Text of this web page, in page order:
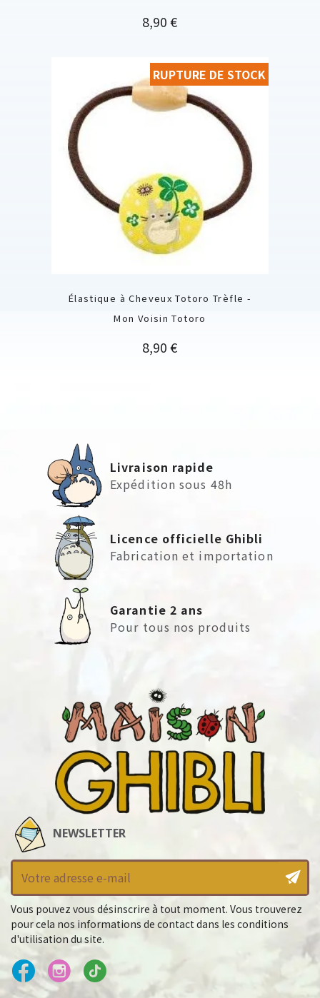
Prix
8,90 €
Élastique à Cheveux Totoro Trèfle -
Mon Voisin Totoro
Prix
8,90 €
RUPTURE DE STOCK
Livraison rapide
Expédition sous 48h
Licence officielle Ghibli
Fabrication et importation
Garantie 2 ans
Pour tous nos produits
NEWSLETTER
Vous pouvez vous désinscrire à tout moment. Vous trouverez
pour cela nos informations de contact dans les conditions
d'utilisation du site.